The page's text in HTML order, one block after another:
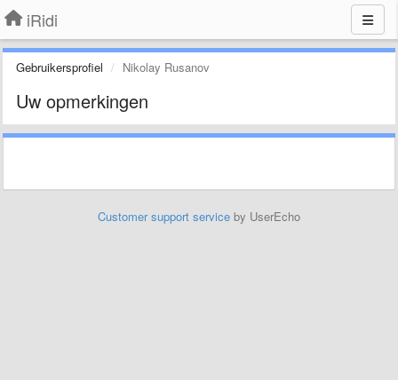
iRidi
Gebruikersprofiel Nikolay Rusanov
Uw opmerkingen
Customer support service by UserEcho